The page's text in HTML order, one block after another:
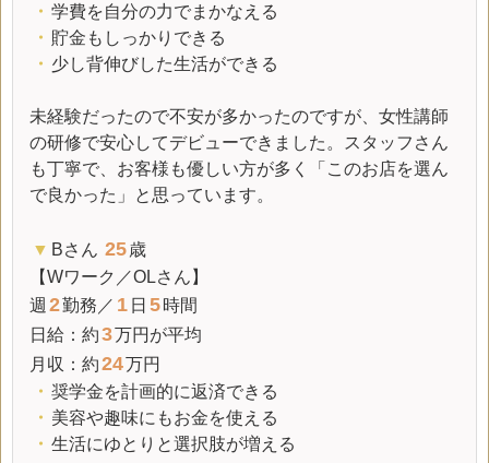
・ 学費を自分の力でまかなえる
・ 貯金もしっかりできる
・ 少し背伸びした生活ができる
未経験だったので不安が多かったのですが、女性講師
の研修で安心してデビューできました。スタッフさん
も丁寧で、お客様も優しい方が多く「このお店を選ん
で良かった」と思っています。
▼ Bさん 25歳
【Wワーク／OLさん】
週 2勤務／ 1 日 5時間
日給 ：約3万円が平均
月収 ：約24万円
・ 奨学金を計画的に返済できる
・ 美容や趣味にもお金を使える
・ 生活にゆとりと選択肢が増える